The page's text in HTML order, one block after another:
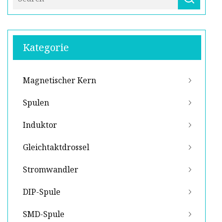
Kategorie
Magnetischer Kern
Spulen
Induktor
Gleichtaktdrossel
Stromwandler
DIP-Spule
SMD-Spule